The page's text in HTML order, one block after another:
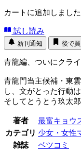
カートに追加しました
試し読み
新刊通知 後で買
青龍編、ついにクライ
青龍門当主候補・東
し、文がとった行動
そしてとうとう玖太
著者
最富キョウ
カテゴリ 少女・女性
雑誌
ベツコミ